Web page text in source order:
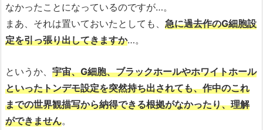
なかったことになっているのですが…。
まあ、それは置いておいたとしても、 急に過去作のG細胞設
定を引っ張り出してきますか…。
というか、 宇宙、G細胞、ブラックホールやホワイトホール
といったトンデモ設定を突然持ち出されても、作中のこれ
までの世界観描写から納得できる根拠がなかったり、理解
ができません。